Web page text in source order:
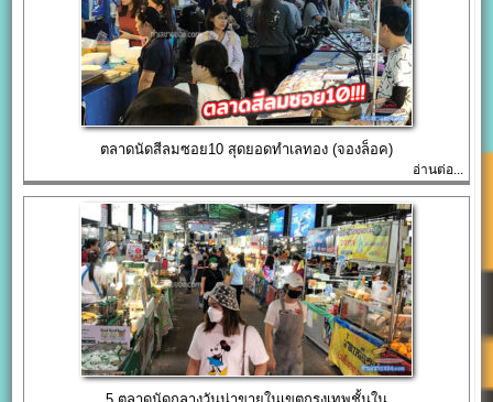
ตลาดนัดสีลมซอย10 สุดยอดทำเลทอง (จองล็อค)
อ่านต่อ...